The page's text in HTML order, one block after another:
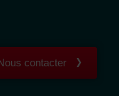
contacter